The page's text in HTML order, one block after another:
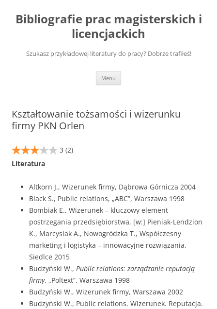
treści
Bibliografie prac magisterskich i
licencjackich
Szukasz przykładowej literatury do pracy? Dobrze trafiłeś!
Menu
Kształtowanie tożsamości i wizerunku
firmy PKN Orlen
3 (2)
Literatura
Altkorn J., Wizerunek firmy, Dąbrowa Górnicza 2004
Black S., Public relations, „ABC”, Warszawa 1998
Bombiak E., Wizerunek – kluczowy element
postrzegania przedsiębiorstwa, [w:] Pieniak-Lendzion
K., Marcysiak A., Nowogródzka T., Współczesny
marketing i logistyka – innowacyjne rozwiązania,
Siedlce 2015
Budzyński W., Public relations: zarządzanie reputacją
firmy, „Poltext”, Warszawa 1998
Budzyński W., Wizerunek firmy, Warszawa 2002
Budzyński W., Public relations. Wizerunek. Reputacja.